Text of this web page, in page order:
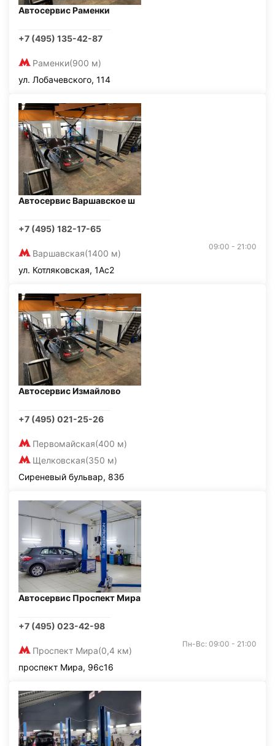
Автосервис Раменки
+7 (495) 135-42-87
Раменки(900 м)
ул. Лобачевского, 114
Автосервис Варшавское ш
+7 (495) 182-17-65
Варшавская(1400 м)
09:00 - 21:00
ул. Котляковская, 1Ас2
Автосервис Измайлово
+7 (495) 021-25-26
Первомайская(400 м)
Щелковская(350 м)
Сиреневый бульвар, 83б
Автосервис Проспект Мира
+7 (495) 023-42-98
Проспект Мира(0,4 км)
Пн-Вс: 09:00 - 21:00
проспект Мира, 96с16